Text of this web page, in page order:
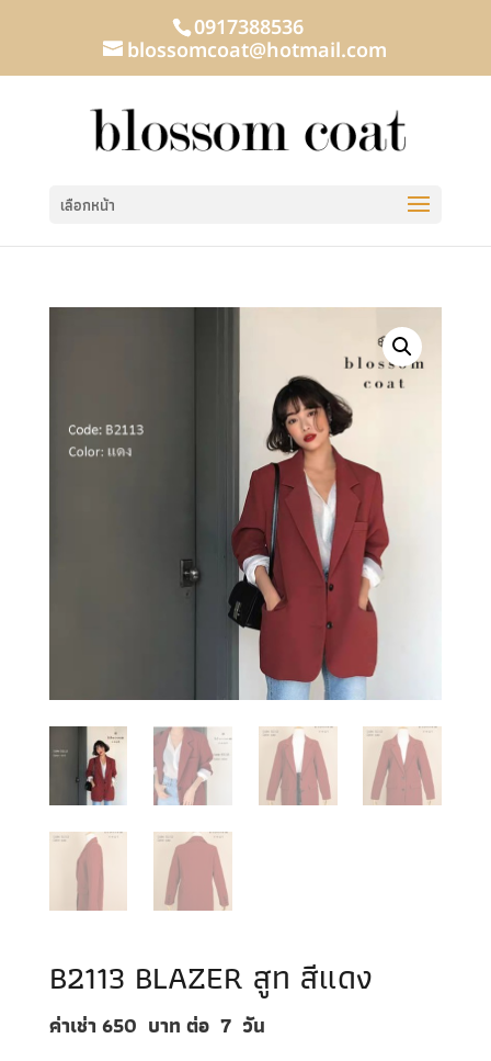
0917388536
blossomcoat@hotmail.com
เลือกหน้า
B2113 BLAZER สูท สีแดง
ค่าเช่า 650 บาท ต่อ 7 วัน